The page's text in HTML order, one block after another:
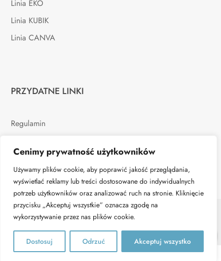
Cenimy prywatność użytkowników
Używamy plików cookie, aby poprawić jakość przeglądania,
wyświetlać reklamy lub treści dostosowane do indywidualnych
potrzeb użytkowników oraz analizować ruch na stronie. Kliknięcie
przycisku „Akceptuj wszystkie” oznacza zgodę na
wykorzystywanie przez nas plików cookie.
Dostosuj Odrzuć Akceptuj wszystko
Linia EKO
Linia KUBIK
Linia CANVA
PRZYDATNE LINKI
Regulamin
© Verticat.pl - 2026 | All rights reserved. Realizacja:
www.woh.group